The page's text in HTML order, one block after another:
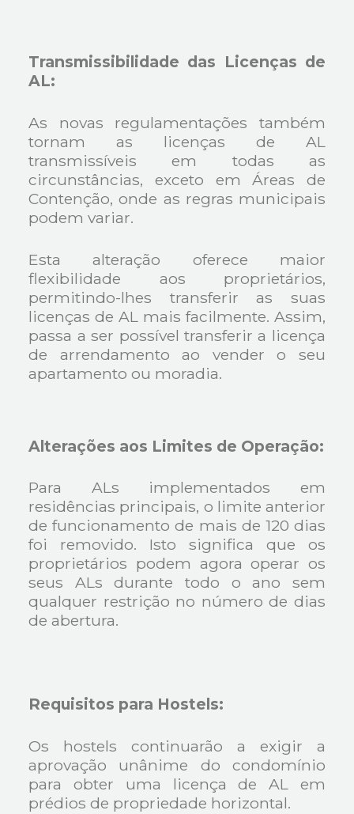
Transmissibilidade das Licenças de
AL:
As novas regulamentações também
tornam as licenças de AL
transmissíveis em todas as
circunstâncias, exceto em Áreas de
Contenção, onde as regras municipais
podem variar.
Esta alteração oferece maior
flexibilidade aos proprietários,
permitindo-lhes transferir as suas
licenças de AL mais facilmente. Assim,
passa a ser possível transferir a licença
de arrendamento ao vender o seu
apartamento ou moradia.
Alterações aos Limites de Operação:
Para ALs implementados em
residências principais, o limite anterior
de funcionamento de mais de 120 dias
foi removido. Isto significa que os
proprietários podem agora operar os
seus ALs durante todo o ano sem
qualquer restrição no número de dias
de abertura.
Requisitos para Hostels:
Os hostels continuarão a exigir a
aprovação unânime do condomínio
para obter uma licença de AL em
prédios de propriedade horizontal.